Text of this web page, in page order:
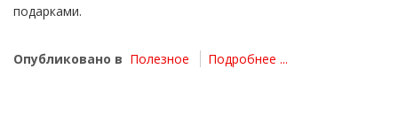
подарками.
Опубликовано в Полезное Подробнее ...